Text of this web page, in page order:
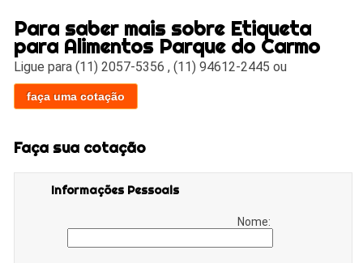
Para saber mais sobre Etiqueta
para Alimentos Parque do Carmo
Ligue para(11) 2057-5356 ,(11) 94612-2445 ou
faça uma cotação
Faça sua cotação
Informações Pessoais
Nome: